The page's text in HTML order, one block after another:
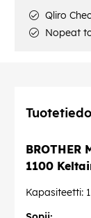
Qliro
Nopeat
BROTHER
1100
Kapasiteetti: